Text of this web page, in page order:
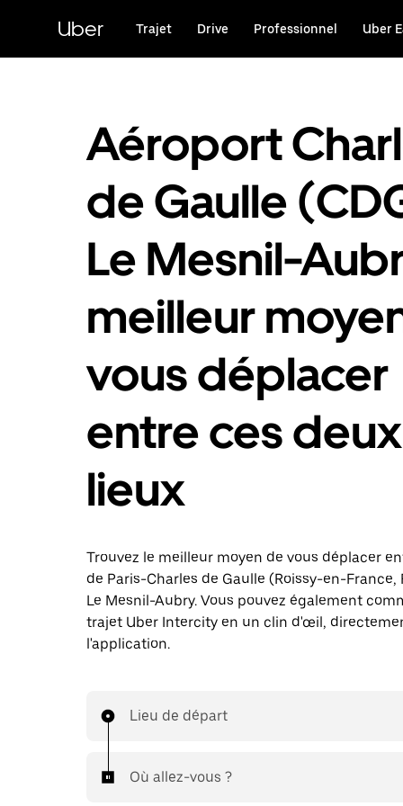
principal
Uber Trajet Drive Professionnel Uber
Aéroport
de Gaulle
Le Mesnil-
meilleur
vous déplacer
entre ces deux
lieux
Trouvez le meilleur moyen de vous déplacer
de Paris-Charles de Gaulle (Roissy-en-France,
Le Mesnil-Aubry. Vous pouvez également
trajet Uber Intercity en un clin d'œil,
l'application.
Lieu de départ
Où allez-vous ?